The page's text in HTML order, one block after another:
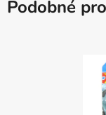
Podobné